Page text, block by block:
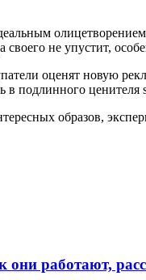
не упустит,
оценят новую
подлинного
образов,
работают,